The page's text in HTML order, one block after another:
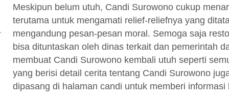
Meskipun belum utuh, Candi Surowono cukup
terutama untuk mengamati relief-reliefnya yang
mengandung pesan-pesan moral. Semoga saja
bisa dituntaskan oleh dinas terkait dan pemerintah
membuat Candi Surowono kembali utuh seperti
yang berisi detail cerita tentang Candi Surowono
dipasang di halaman candi untuk memberi